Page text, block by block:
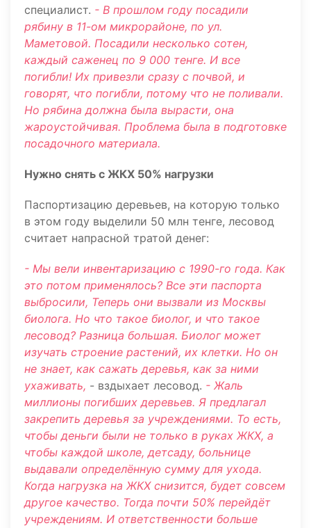
специалист. - В прошлом году посадили
рябину в 11-ом микрорайоне, по ул.
Маметовой. Посадили несколько сотен,
каждый саженец по 9 000 тенге. И все
погибли! Их привезли сразу с почвой, и
говорят, что погибли, потому что не поливали.
Но рябина должна была вырасти, она
жароустойчивая. Проблема была в подготовке
посадочного материала.
Нужно снять с ЖКХ 50% нагрузки
Паспортизацию деревьев, на которую только
в этом году выделили 50 млн тенге, лесовод
считает напрасной тратой денег:
- Мы вели инвентаризацию с 1990-го года. Как
это потом применялось? Все эти паспорта
выбросили, Теперь они вызвали из Москвы
биолога. Но что такое биолог, и что такое
лесовод? Разница большая. Биолог может
изучать строение растений, их клетки. Но он
не знает, как сажать деревья, как за ними
ухаживать, - вздыхает лесовод. - Жаль
миллионы погибших деревьев. Я предлагал
закрепить деревья за учреждениями. То есть,
чтобы деньги были не только в руках ЖКХ, а
чтобы каждой школе, детсаду, больнице
выдавали определённую сумму для ухода.
Когда нагрузка на ЖКХ снизится, будет совсем
другое качество. Тогда почти 50% перейдёт
учреждениям. И ответственности больше